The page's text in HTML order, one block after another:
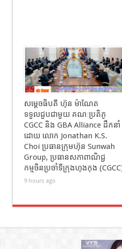
សម្ដេចធិបតី ហ៊ុន ម៉ាណែត
ទទួលជួបជាមួយ គណៈប្រតិភូ
CGCC និង GBA Alliance ដឹកនាំ
ដោយ លោក Jonathan K.S.
Choi ប្រធានក្រុមហ៊ុន Sunwah
Group, ប្រធានសភាពាណិជ្ជ
កម្មចិនប្រចាំទីក្រុងហុងកុង
9 hours ago